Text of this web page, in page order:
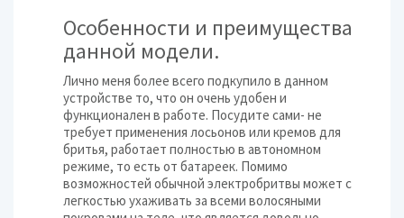
Особенности и преимущества
данной модели.
Лично меня более всего подкупило в данном
устройстве то, что он очень удобен и
функционален в работе. Посудите сами- не
требует применения лосьонов или кремов для
бритья, работает полностью в автономном
режиме, то есть от батареек. Помимо
возможностей обычной электробритвы может с
легкостью ухаживать за всеми волосяными